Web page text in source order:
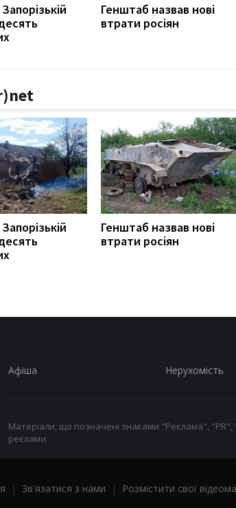
Генштаб назвав нові
втрати росіян
Генштаб назвав нові
втрати росіян
Афіша Нерухомість
Матеріали, що позначені знаками "Реклама",
реклами.
| Зв'язатися з нами | Розмістити свої